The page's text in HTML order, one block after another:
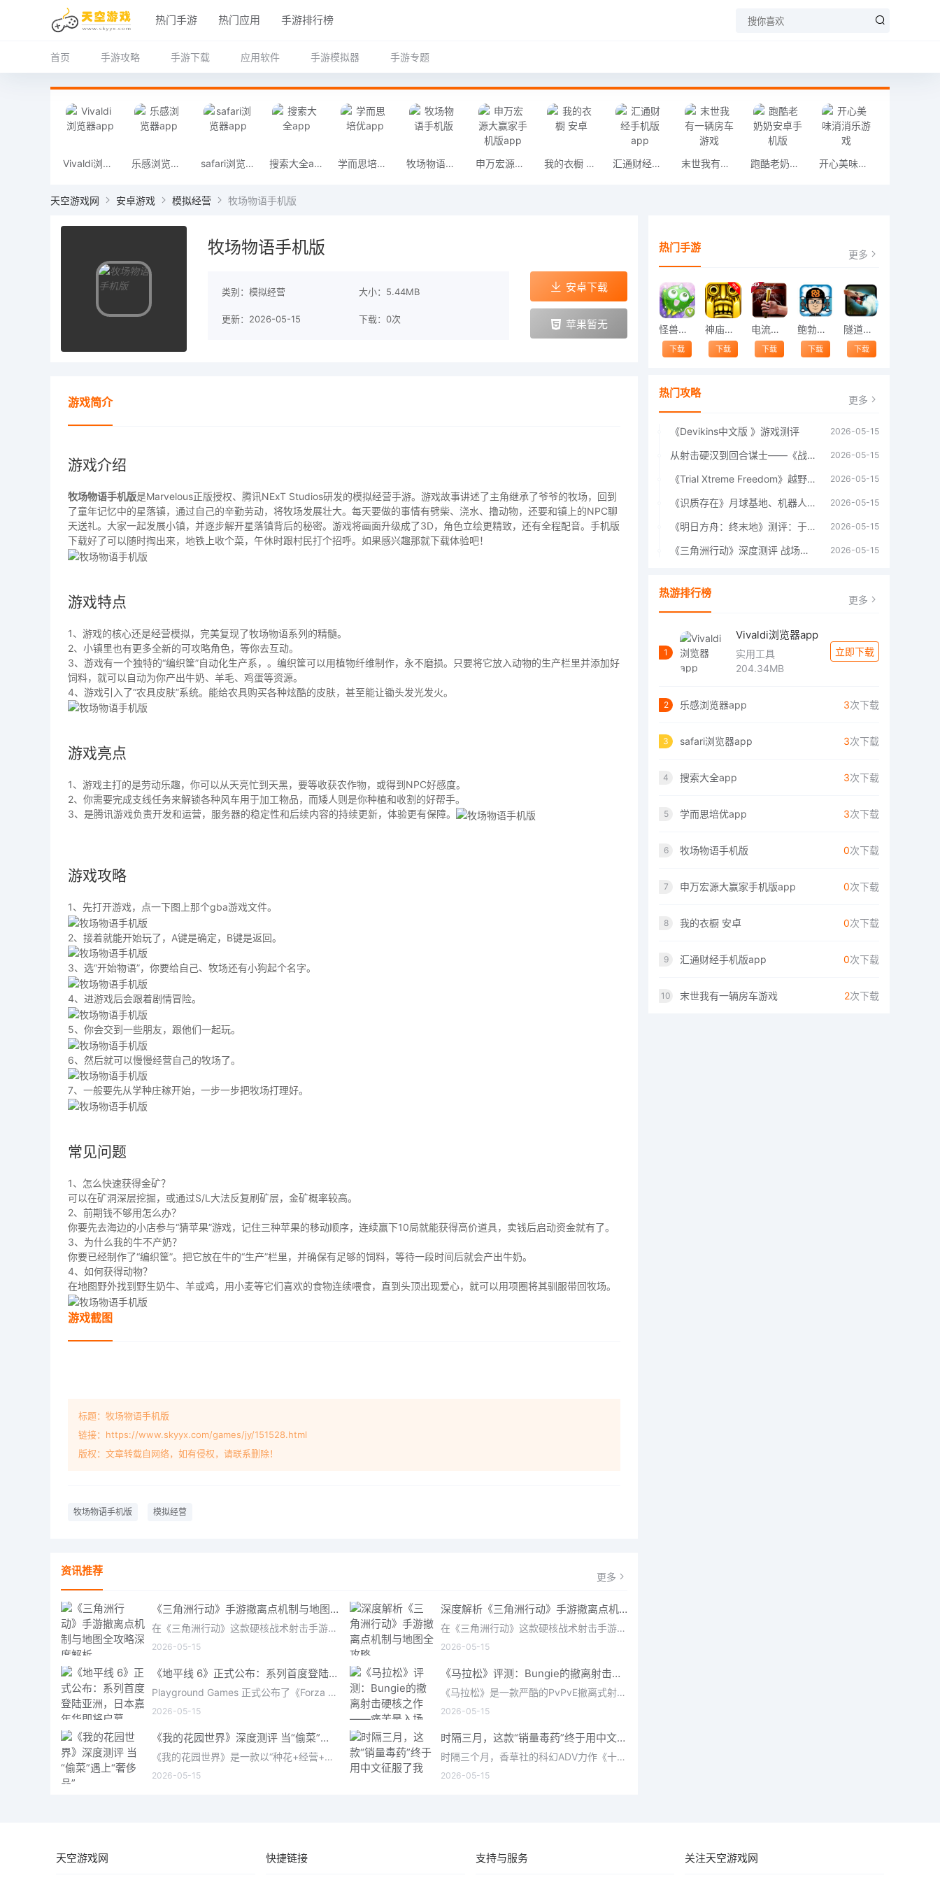
热门手游 热门应用 手游排行榜
首页 手游攻略 手游下载 应用软件 手游模拟器 手游专题
Vivaldi浏览器app 乐感浏览器app safari浏览器app 搜索大全app 学而思培优app 牧场物语手机版 申万宏源大赢家手机版app 我的衣橱 安卓 汇通财经手机版app 末世我有一辆房车游戏 跑酷老奶奶安卓手机版 开心美味消消乐游戏
天空游戏网 安卓游戏 模拟经营 牧场物语手机版
牧场物语手机版
类别：模拟经营 大小：5.44MB
更新：2026-05-15 下载：0次
安卓下载
苹果暂无
游戏简介
游戏介绍
牧场物语手机版是Marvelous正版授权、腾讯NExT Studios研发的模拟经营手游。游戏故事讲述了主角继承了爷爷的牧场，回到
了童年记忆中的星落镇，通过自己的辛勤劳动，将牧场发展壮大。每天要做的事情有劈柴、浇水、撸动物，还要和镇上的NPC聊
天送礼。大家一起发展小镇，并逐步解开星落镇背后的秘密。游戏将画面升级成了3D，角色立绘更精致，还有全程配音。手机版
下载好了可以随时掏出来，地铁上收个菜，午休时跟村民打个招呼。如果感兴趣那就下载体验吧！
游戏特点
1、游戏的核心还是经营模拟，完美复现了牧场物语系列的精髓。
2、小镇里也有更多全新的可攻略角色，等你去互动。
3、游戏有一个独特的“编织筐”自动化生产系，。编织筐可以用植物纤维制作，永不磨损。只要将它放入动物的生产栏里并添加好
饲料，就可以自动为你产出牛奶、羊毛、鸡蛋等资源。
4、游戏引入了“农具皮肤”系统。能给农具购买各种炫酷的皮肤，甚至能让锄头发光发火。
游戏亮点
1、游戏主打的是劳动乐趣，你可以从天亮忙到天黑，要等收获农作物，或得到NPC好感度。
2、你需要完成支线任务来解锁各种风车用于加工物品，而矮人则是你种植和收割的好帮手。
3、是腾讯游戏负责开发和运营，服务器的稳定性和后续内容的持续更新，体验更有保障。
游戏攻略
1、先打开游戏，点一下图上那个gba游戏文件。
2、接着就能开始玩了，A键是确定，B键是返回。
3、选“开始物语”，你要给自己、牧场还有小狗起个名字。
4、进游戏后会跟着剧情冒险。
5、你会交到一些朋友，跟他们一起玩。
6、然后就可以慢慢经营自己的牧场了。
7、一般要先从学种庄稼开始，一步一步把牧场打理好。
常见问题
1、怎么快速获得金矿？
可以在矿洞深层挖掘，或通过S/L大法反复刷矿层，金矿概率较高。
2、前期钱不够用怎么办？
你要先去海边的小店参与“猜苹果”游戏，记住三种苹果的移动顺序，连续赢下10局就能获得高价道具，卖钱后启动资金就有了。
3、为什么我的牛不产奶？
你要已经制作了“编织筐”。把它放在牛的“生产”栏里，并确保有足够的饲料，等待一段时间后就会产出牛奶。
4、如何获得动物？
在地图野外找到野生奶牛、羊或鸡，用小麦等它们喜欢的食物连续喂食，直到头顶出现爱心，就可以用项圈将其驯服带回牧场。
游戏截图
标题：牧场物语手机版
链接：https://www.skyyx.com/games/jy/151528.html
版权：文章转载自网络，如有侵权，请联系删除！
牧场物语手机版 模拟经营
资讯推荐 更多
《三角洲行动》手游撤离点机制与地图全攻略深度解析
在《三角洲行动》这款硬核战术射击手游中，撤离是每位干员行动的核心目标。无论你在战场中搜刮了多少高价值物
2026-05-15
深度解析《三角洲行动》手游撤离点机制与地图全攻略
在《三角洲行动》这款硬核战术射击手游中，撤离是每位干员行动的核心目标。无论你在战场中搜刮了多少高价值物
2026-05-15
《地平线 6》正式公布：系列首度登陆亚洲，日本嘉年华即将启幕
Playground Games 正式公布了《Forza Horizon 6》，这次备受赞誉的地平线嘉年华将首次驶入亚洲，落户日本。玩家
2026-05-15
《马拉松》评测：Bungie的撤离射击硬核之作——痛苦是入场券，回报是顶级的
《马拉松》是一款严酷的PvPvE撤离式射击游戏，现已登陆PS5、Xbox Series X/S和PC。它继承了Bungie上世纪90年
2026-05-15
《我的花园世界》深度测评 当“偷菜”遇上“奢侈品”
《我的花园世界》是一款以“种花+经营+社交”为核心的模拟经营类手游。游戏将玩家置于一个古风花园环境中，扮
2026-05-15
时隔三月，这款“销量毒药”终于用中文征服了我
时隔三个月，香草社的科幻ADV力作《十三机兵防卫圈》终于如期推出了中文版，让广大国内玩家可以无障碍地品味这
2026-05-15
热门手游 更多
怪兽跳跃
下载
神庙逃亡中文版
下载
电流急急棒
下载
鲍勃的梦境
下载
隧道逃脱
下载
热门攻略 更多
《Devikins中文版 》游戏测评 2026-05-15
从射击硬汉到回合谋士——《战争机器：战略版》如何演绎另一位猛男的传奇 2026-05-15
《Trial Xtreme Freedom》越野摩托车测评总结 2026-05-15
《识质存在》月球基地、机器人女孩多年来最佳射击游戏 2026-05-15
《明日方舟：终末地》测评：于荒芜之中，重建文明 2026-05-15
《三角洲行动》深度测评 战场上的野心与裂痕 2026-05-15
热游排行榜 更多
1
Vivaldi浏览器app
实用工具
204.34MB
立即下载
2 乐感浏览器app 3次下载
3 safari浏览器app 3次下载
4 搜索大全app 3次下载
5 学而思培优app 3次下载
6 牧场物语手机版 0次下载
7 申万宏源大赢家手机版app 0次下载
8 我的衣橱 安卓 0次下载
9 汇通财经手机版app 0次下载
10 末世我有一辆房车游戏 2次下载
天空游戏网 快捷链接 支持与服务 关注天空游戏网